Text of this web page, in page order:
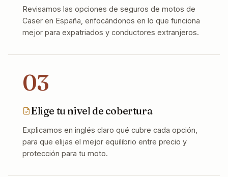
Revisamos las opciones de seguros de motos de
Caser en España, enfocándonos en lo que funciona
mejor para expatriados y conductores extranjeros.
03
Elige tu nivel de cobertura
Explicamos en inglés claro qué cubre cada opción,
para que elijas el mejor equilibrio entre precio y
protección para tu moto.